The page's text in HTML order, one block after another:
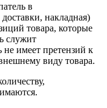
в
накладная)
товара, которые
служит
имеет претензий к
виду товара.